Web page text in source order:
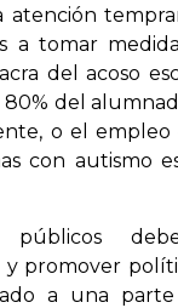
atención
a tomar
del acoso
del
o el empleo
con autismo
públicos
y promover
a una parte